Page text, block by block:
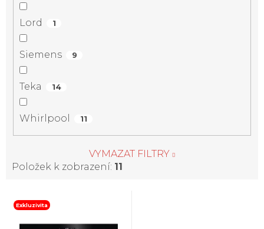
Lord 1
Siemens 9
Teka 14
Whirlpool 11
VYMAZAT FILTRY
Položek k zobrazení: 11
V
Exkluzivita